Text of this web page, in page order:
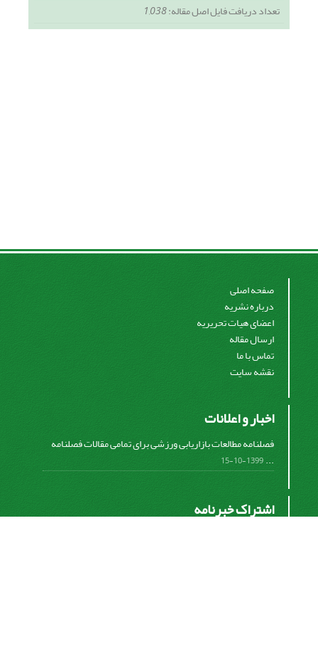
تعداد دریافت فایل اصل مقاله:1,038
صفحه اصلی
درباره نشریه
اعضای هیات تحریریه
ارسال مقاله
تماس با ما
نقشه سایت
اخبار و اعلانات
فصلنامه مطالعات بازاریابی ورزشی برای تمامی مقالات فصلنامه
...
1399-10-15
اشتراک خبرنامه